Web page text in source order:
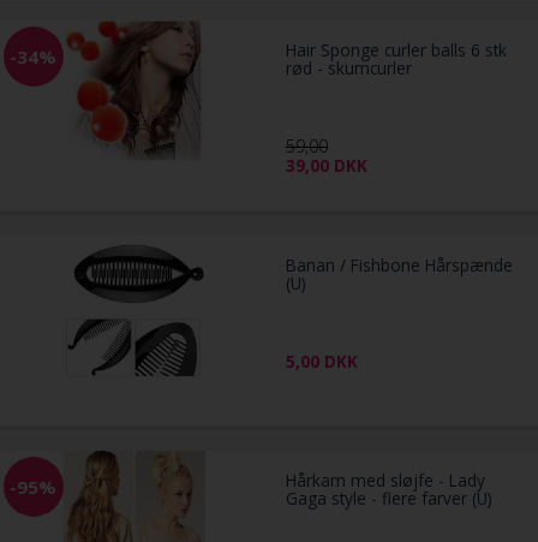
-34% Hair Sponge curler balls 6 stk
rød - skumcurler
59,00
39,00 DKK
Banan / Fishbone Hårspænde
(U)
5,00 DKK
-95% Hårkam med sløjfe - Lady
Gaga style - flere farver (U)